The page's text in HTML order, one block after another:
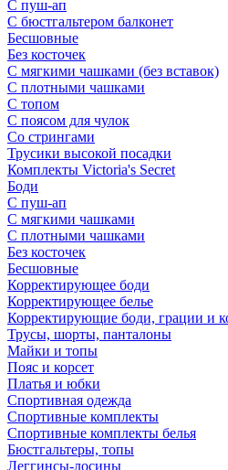
С пуш-ап
С бюстгальтером балконет
Бесшовные
Без косточек
С мягкими чашками (без вставок)
С плотными чашками
С топом
С поясом для чулок
Со стрингами
Трусики высокой посадки
Комплекты Victoria's Secret
Боди
С пуш-ап
С мягкими чашками
С плотными чашками
Без косточек
Бесшовные
Корректирующее боди
Корректирующее белье
Корректирующие боди, грации и
Трусы, шорты, панталоны
Майки и топы
Пояс и корсет
Платья и юбки
Спортивная одежда
Спортивные комплекты
Спортивные комплекты белья
Бюстгальтеры, топы
Леггинсы-лосины